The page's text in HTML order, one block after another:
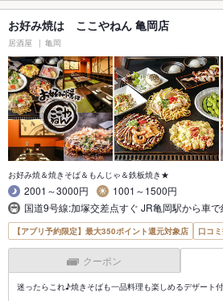
お好み焼は ここやねん 亀岡店
居酒屋 亀岡
お好み焼＆焼きそば＆もんじゃ＆鉄板焼き★
2001～3000円
1001～1500円
国道9号線:加塚交差点すぐ JR亀岡駅から車
【アプリ予約限定】最大350ポイント還元対象店 口コ
クーポン
迷ったらこれ♪焼きそばも一品料理も楽しめるデザート